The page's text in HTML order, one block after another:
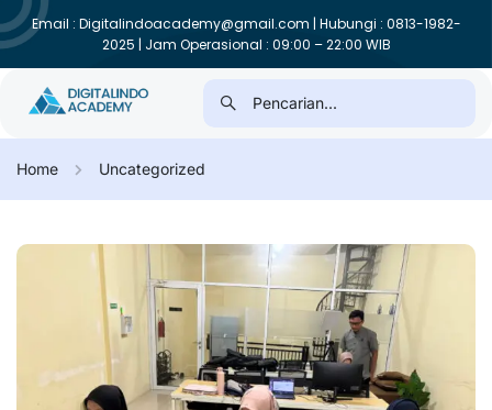
Email : Digitalindoacademy@gmail.com | Hubungi : 0813-1982-
2025 | Jam Operasional : 09:00 – 22:00 WIB
Home Uncategorized